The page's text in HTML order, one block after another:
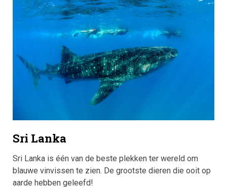
Sri Lanka
Sri Lanka is één van de beste plekken ter wereld om
blauwe vinvissen te zien. De grootste dieren die ooit op
aarde hebben geleefd!